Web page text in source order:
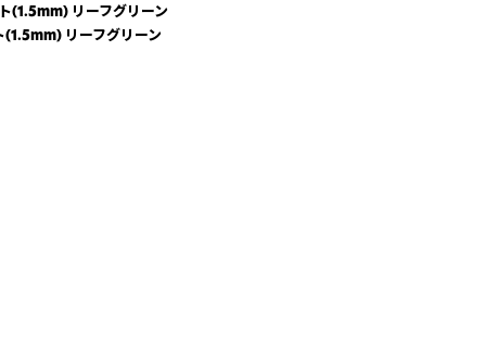
(1.5mm) リーフグリーン
リーフグリーン